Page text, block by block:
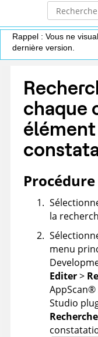
Rappel : Vous ne
dernière version.
chaque
Procédure
la
menu
Editer>
AppScan®
Studio